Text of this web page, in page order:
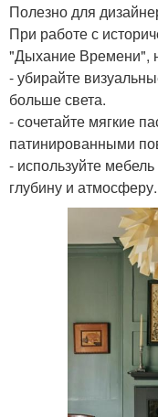
Полезно для
При работе с
"Дыхание Времени",
- убирайте
больше света.
- сочетайте мягкие
патинированными
- используйте
глубину и атмосферу.